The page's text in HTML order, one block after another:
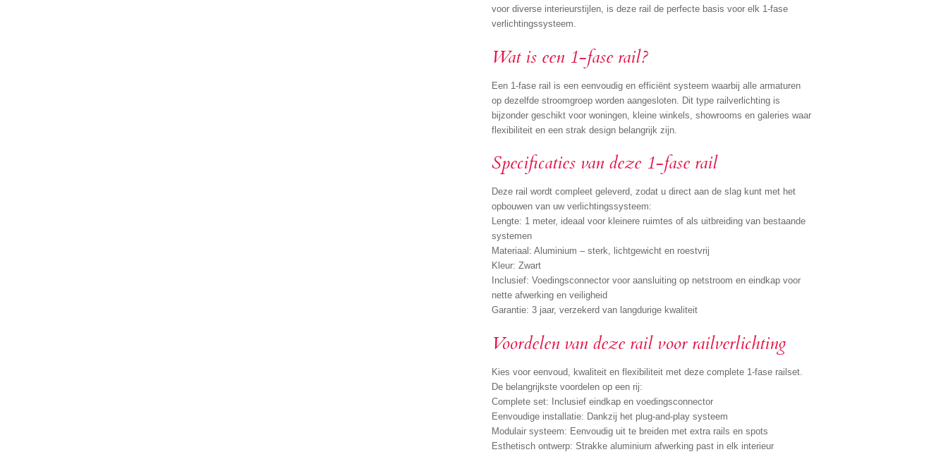
voor diverse interieurstijlen, is deze rail de perfecte basis voor elk 1-fase
verlichtingssysteem.
Wat is een 1-fase rail?
Een 1-fase rail is een eenvoudig en efficiënt systeem waarbij alle armaturen
op dezelfde stroomgroep worden aangesloten. Dit type railverlichting is
bijzonder geschikt voor woningen, kleine winkels, showrooms en galeries waar
flexibiliteit en een strak design belangrijk zijn.
Specificaties van deze 1-fase rail
Deze rail wordt compleet geleverd, zodat u direct aan de slag kunt met het
opbouwen van uw verlichtingssysteem:
Lengte: 1 meter, ideaal voor kleinere ruimtes of als uitbreiding van bestaande
systemen
Materiaal: Aluminium – sterk, lichtgewicht en roestvrij
Kleur: Zwart
Inclusief: Voedingsconnector voor aansluiting op netstroom en eindkap voor
nette afwerking en veiligheid
Garantie: 3 jaar, verzekerd van langdurige kwaliteit
Voordelen van deze rail voor railverlichting
Kies voor eenvoud, kwaliteit en flexibiliteit met deze complete 1-fase railset.
De belangrijkste voordelen op een rij:
Complete set: Inclusief eindkap en voedingsconnector
Eenvoudige installatie: Dankzij het plug-and-play systeem
Modulair systeem: Eenvoudig uit te breiden met extra rails en spots
Esthetisch ontwerp: Strakke aluminium afwerking past in elk interieur